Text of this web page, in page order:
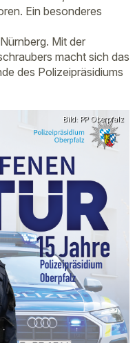
Ein besonderes
Mit der
macht sich das
des Polizeipräsidiums
Bild: PP Oberpfalz